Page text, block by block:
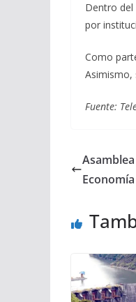
Dentro del
por
Como
Asimismo,
Fuente: